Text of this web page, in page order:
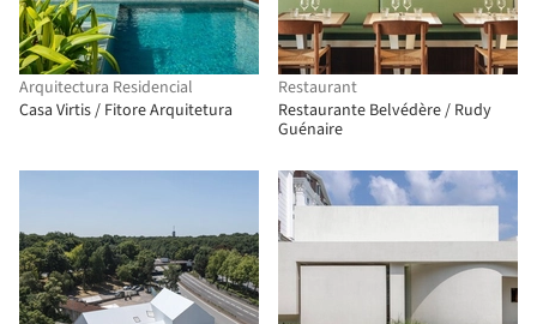
Arquitectura Residencial
Casa Virtis / Fitore Arquitetura
Restaurant
Restaurante Belvédère / Rudy
Guénaire